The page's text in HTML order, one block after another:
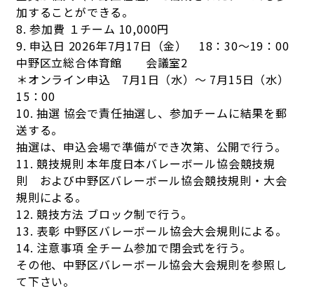
加することができる。
8. 参加費 １チーム 10,000円
9. 申込日 2026年7月17日（金） 18：30～19：00
中野区立総合体育館 会議室2
＊オンライン申込 7月1日（水）～ 7月15日（水）
15：00
10. 抽選 協会で責任抽選し、参加チームに結果を郵
送する。
抽選は、申込会場で準備ができ次第、公開で行う。
11. 競技規則 本年度日本バレーボール協会競技規
則 および中野区バレーボール協会競技規則・大会
規則による。
12. 競技方法 ブロック制で行う。
13. 表彰 中野区バレーボール協会大会規則による。
14. 注意事項 全チーム参加で閉会式を行う。
その他、中野区バレーボール協会大会規則を参照し
て下さい。